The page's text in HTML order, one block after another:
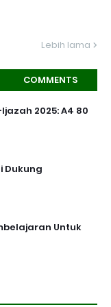
Lebih lama
COMMENTS
2025: A4 80
Dukung
Untuk